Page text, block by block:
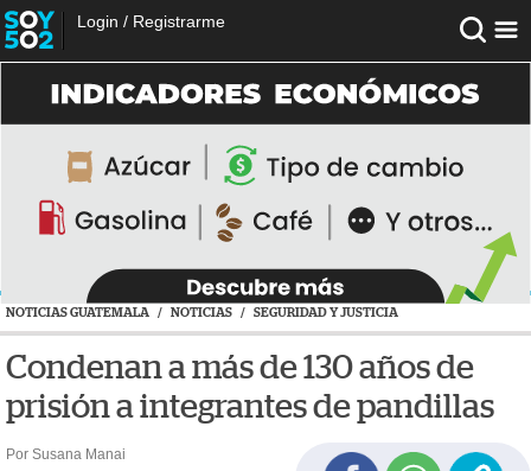
Login / Registrarme
NOTICIAS GUATEMALA / NOTICIAS / SEGURIDAD Y JUSTICIA
Condenan a más de 130 años de
prisión a integrantes de pandillas
Por Susana Manai